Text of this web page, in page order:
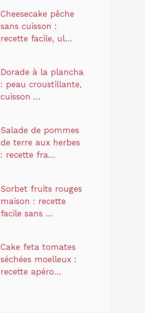
Cheesecake pêche
sans cuisson :
recette facile, ul…
Dorade à la plancha
: peau croustillante,
cuisson …
Salade de pommes
de terre aux herbes
: recette fra…
Sorbet fruits rouges
maison : recette
facile sans …
Cake feta tomates
séchées moelleux :
recette apéro…